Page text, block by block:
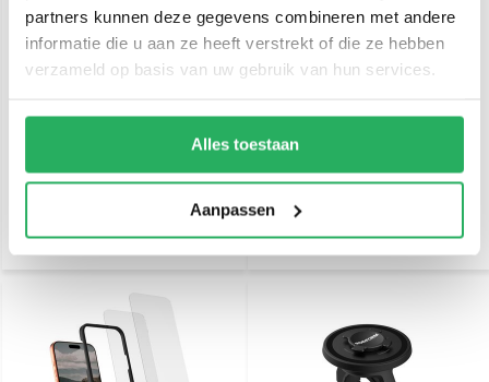
partners kunnen deze gegevens combineren met andere
informatie die u aan ze heeft verstrekt of die ze hebben
verzameld op basis van uw gebruik van hun services.
Alles toestaan
Aanpassen
Magnet Powered Phone
€ 39,95Incl. btw
Vent Mount - MagSafe®-
€ 39,95Incl. btw
€ 33,02 Excl. btw